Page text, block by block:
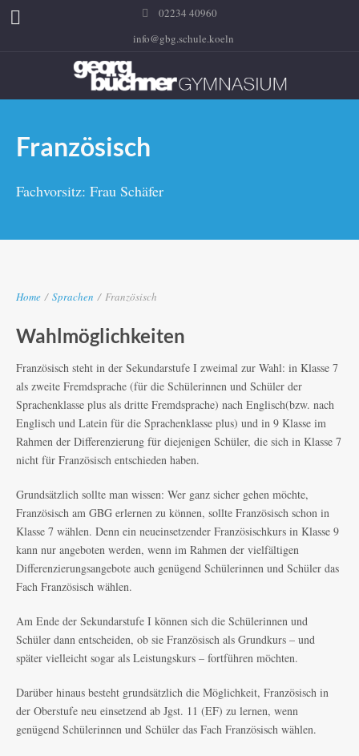
02234 40960
info@gbg.schule.koeln
Französisch
Fachvorsitz: Frau Schäfer
Home / Sprachen / Französisch
Wahlmöglichkeiten
Französisch steht in der Sekundarstufe I zweimal zur Wahl: in Klasse 7
als zweite Fremdsprache (für die Schülerinnen und Schüler der
Sprachenklasse plus als dritte Fremdsprache) nach Englisch(bzw. nach
Englisch und Latein für die Sprachenklasse plus) und in 9 Klasse im
Rahmen der Differenzierung für diejenigen Schüler, die sich in Klasse 7
nicht für Französisch entschieden haben.
Grundsätzlich sollte man wissen: Wer ganz sicher gehen möchte,
Französisch am GBG erlernen zu können, sollte Französisch schon in
Klasse 7 wählen. Denn ein neueinsetzender Französischkurs in Klasse 9
kann nur angeboten werden, wenn im Rahmen der vielfältigen
Differenzierungsangebote auch genügend Schülerinnen und Schüler das
Fach Französisch wählen.
Am Ende der Sekundarstufe I können sich die Schülerinnen und
Schüler dann entscheiden, ob sie Französisch als Grundkurs – und
später vielleicht sogar als Leistungskurs – fortführen möchten.
Darüber hinaus besteht grundsätzlich die Möglichkeit, Französisch in
der Oberstufe neu einsetzend ab Jgst. 11 (EF) zu lernen, wenn
genügend Schülerinnen und Schüler das Fach Französisch wählen.